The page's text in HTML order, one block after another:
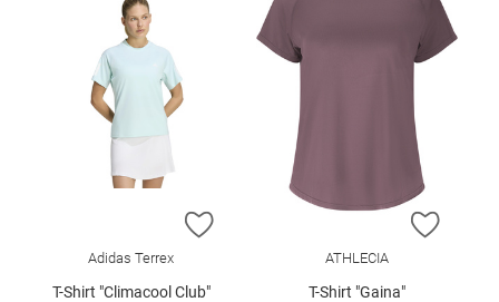
ZUR WUNSCHLISTE HINZUFÜGEN
Adidas Terrex
T-Shirt "Climacool Club"
ZUR
ATHLECIA
T-Shirt "Gaina"